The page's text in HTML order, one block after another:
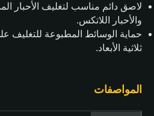
لاصق دائم مناسب لتغليف الأحبار
والأحبار اللاتكس.
حماية الوسائط المطبوعة للتغليف
ثلاثية الأبعاد.
المواصفات